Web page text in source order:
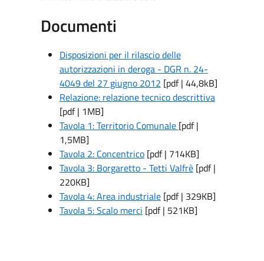
Documenti
Disposizioni per il rilascio delle
autorizzazioni in deroga - DGR n. 24-
4049 del 27 giugno 2012 [pdf | 44,8kB]
Relazione: relazione tecnico descrittiva
[pdf | 1MB]
Tavola 1: Territorio Comunale [pdf |
1,5MB]
Tavola 2: Concentrico[pdf | 714KB]
Tavola 3: Borgaretto - Tetti Valfrè[pdf |
220KB]
Tavola 4: Area industriale[pdf | 329KB]
Tavola 5: Scalo merci [pdf | 521KB]